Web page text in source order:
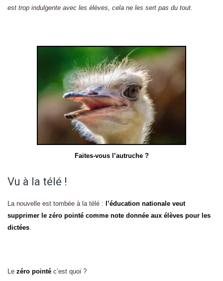
est trop indulgente avec les élèves, cela ne les sert pas du tout.
Faites-vous l’autruche ?
Vu à la télé !
La nouvelle est tombée à la télé : l’éducation nationale veut
supprimer le zéro pointé comme note donnée aux élèves pour les
dictées.
Le zéro pointé c’est quoi ?